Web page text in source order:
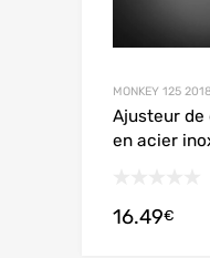
MONKEY 125
Ajusteur de
en acier
16.49€